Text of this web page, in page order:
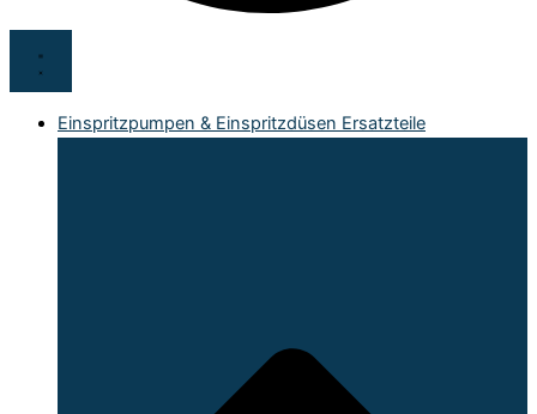
Einspritzpumpen & Einspritzdüsen Ersatzteile